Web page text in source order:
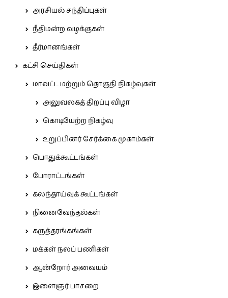
அரசியல் சந்திப்புகள்
நீதிமன்ற வழக்குகள்
தீர்மானங்கள்
கட்சி செய்திகள்
மாவட்ட மற்றும் தொகுதி நிகழ்வுகள்
அலுவலகத் திறப்பு விழா
கொடியேற்ற நிகழ்வு
உறுப்பினர் சேர்க்கை முகாம்கள்
பொதுக்கூட்டங்கள்
போராட்டங்கள்
கலந்தாய்வுக் கூட்டங்கள்
நினைவேந்தல்கள்
கருத்தரங்கங்கள்
மக்கள் நலப் பணிகள்
ஆன்றோர் அவையம்
இளைஞர் பாசறை